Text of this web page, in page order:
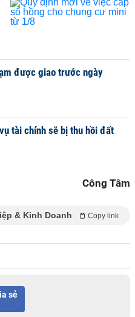
được giao trước ngày
tài chính sẽ bị thu hồi đất
Công Tâm
& Kinh Doanh Copy link
sẻ